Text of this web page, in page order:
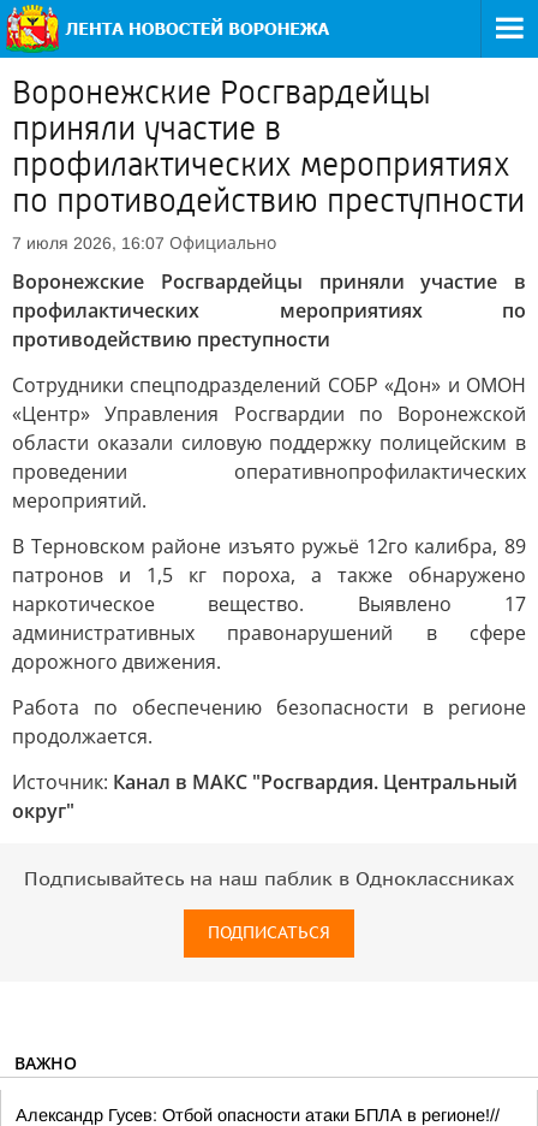
Воронежские Росгвардейцы
приняли участие в
профилактических мероприятиях
по противодействию преступности
7 июля 2026, 16:07 Официально
Воронежские Росгвардейцы приняли участие в
профилактических мероприятиях по
противодействию преступности
Сотрудники спецподразделений СОБР «Дон» и ОМОН
«Центр» Управления Росгвардии по Воронежской
области оказали силовую поддержку полицейским в
проведении оперативнопрофилактических
мероприятий.
В Терновском районе изъято ружьё 12го калибра, 89
патронов и 1,5 кг пороха, а также обнаружено
наркотическое вещество. Выявлено 17
административных правонарушений в сфере
дорожного движения.
Работа по обеспечению безопасности в регионе
продолжается.
Источник: Канал в МАКС "Росгвардия. Центральный
округ"
Подписывайтесь на наш паблик в Одноклассниках
ПОДПИСАТЬСЯ
ВАЖНО
Александр Гусев: Отбой опасности атаки БПЛА в регионе!//